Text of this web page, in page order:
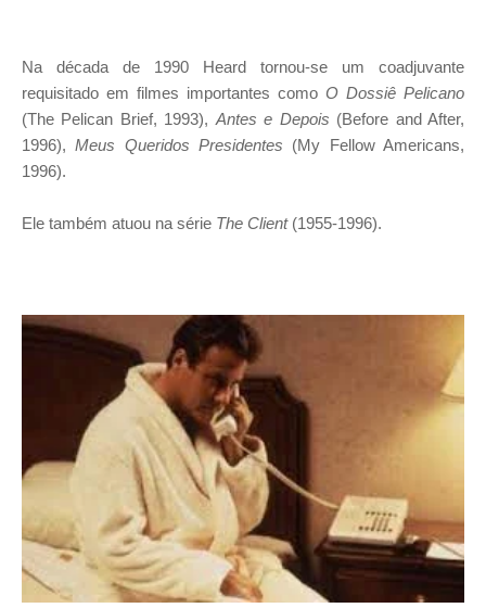
Na década de 1990 Heard tornou-se um coadjuvante
requisitado em filmes importantes como O Dossiê Pelicano
(The Pelican Brief, 1993), Antes e Depois (Before and After,
1996),Meus Queridos Presidentes (My Fellow Americans,
1996).
Ele também atuou na série The Client(1955-1996).